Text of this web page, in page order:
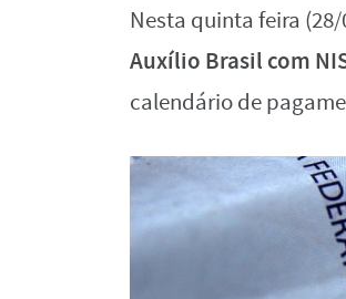
Nesta quinta feira
Auxílio Brasil com
calendário de